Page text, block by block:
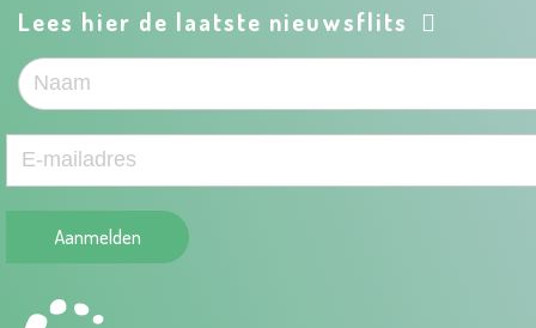
Lees hier de laatste nieuwsflits
Aanmelden